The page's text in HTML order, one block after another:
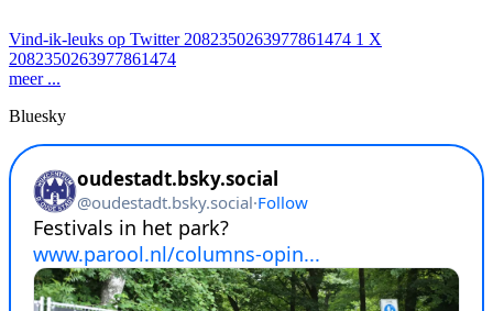
Vind-ik-leuks op Twitter 2082350263977861474 1 X
2082350263977861474
meer ...
Bluesky